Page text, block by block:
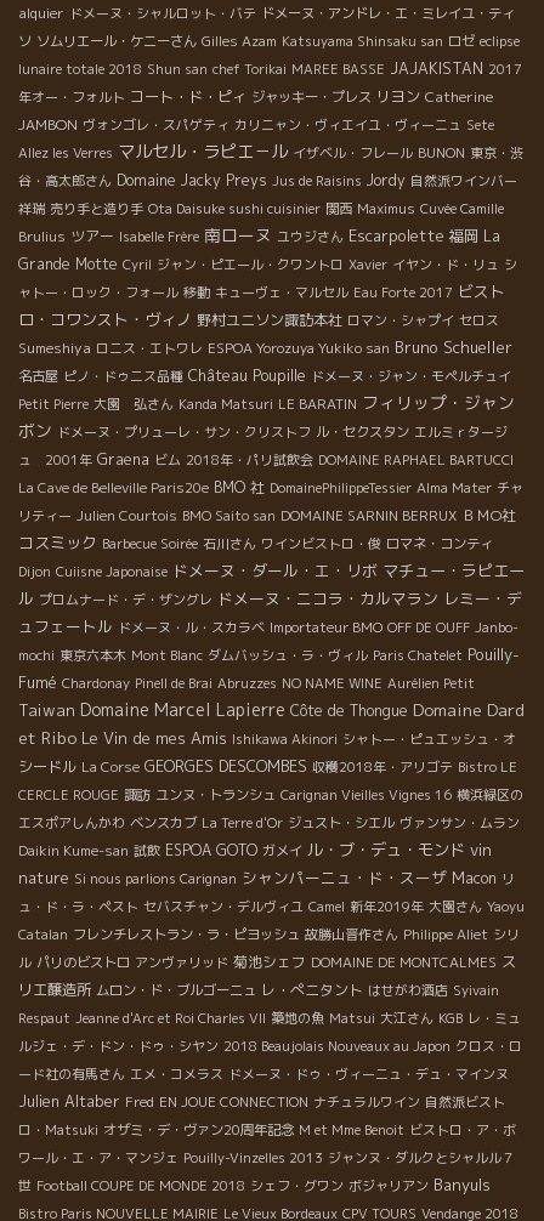
alquier ドメーヌ・シャルロット・バテ ドメーヌ・アンドレ・エ・ミレイユ・ティ
ソ ソムリエール・ケニーさん Gilles Azam Katsuyama Shinsaku san ロゼ eclipse
lunaire totale 2018 Shun san chef Torikai MAREE BASSE JAJAKISTAN 2017
年オー・フォルト コート・ド・ピィ ジャッキー・プレス リヨン Catherine
JAMBON ヴォンゴレ・スパゲティ カリニャン・ヴィエイユ・ヴィーニュ Sete
Allez les Verres マルセル・ラピエ－ル イザベル・フレール BUNON 東京・渋
谷・高太郎さん Domaine Jacky Preys Jus de Raisins Jordy 自然派ワインバー
祥瑞 売り手と造り手 Ota Daisuke sushi cuisinier 関西 Maximus Cuvée Camille
Brulius ツアー Isabelle Frère 南ローヌ ユウジさん Escarpolette 福岡 La
Grande Motte Cyril ジャン・ピエール・クワントロ Xavier イヤン・ド・リュ シ
ャトー・ロック・フォール 移動 キューヴェ・マルセル Eau Forte 2017 ビスト
ロ・コワンスト・ヴィノ 野村ユニソン諏訪本社 ロマン・シャプイ セロス
Sumeshiya ロニス・エトワレ ESPOA Yorozuya Yukiko san Bruno Schueller
名古屋 ピノ・ドゥニス品種 Château Poupille ドメーヌ・ジャン・モペルチュイ
Petit Pierre 大園 弘さん Kanda Matsuri LE BARATIN フィリップ・ジャン
ボン ドメーヌ・プリューレ・サン・クリストフ ル・セクスタン エルミｒタージ
ュ 2001年 Graena ビム 2018年・パリ試飲会 DOMAINE RAPHAEL BARTUCCI
La Cave de Belleville Paris20e BMO 社 DomainePhilippeTessier Alma Mater チャ
リティー Julien Courtois BMO Saito san DOMAINE SARNIN BERRUX ＢＭО社
コスミック Barbecue Soirée 石川さん ワインビストロ・俊 ロマネ・コンティ
Dijon Cuiisne Japonaise ドメーヌ・ダール・エ・リボ マチュー・ラピエー
ル プロムナード・デ・ザングレ ドメーヌ・ニコラ・カルマラン レミー・デ
ュフェートル ドメーヌ・ル・スカラベ Importateur BMO OFF DE OUFF Janbo-
mochi 東京六本木 Mont Blanc ダムバッシュ・ラ・ヴィル Paris Chatelet Pouilly-
Fumé Chardonay Pinell de Brai Abruzzes NO NAME WINE Aurélien Petit
Taiwan Domaine Marcel Lapierre Côte de Thongue Domaine Dard
et Ribo Le Vin de mes Amis Ishikawa Akinori シャトー・ピュエッシュ・オ
シードル La Corse GEORGES DESCOMBES 収穫2018年・アリゴテ Bistro LE
CERCLE ROUGE 諏訪 ユンヌ・トランシュ Carignan Vieilles Vignes 16 横浜緑区の
エスポアしんかわ ベンスカブ La Terre d'Or ジュスト・シエル ヴァンサン・ムラン
Daikin Kume-san 試飲 ESPOA GOTO ガメイ ル・ブ・デュ・モンド vin
nature Si nous parlions Carignan シャンパーニュ・ド・スーザ Macon リ
ュ・ド・ラ・ペスト セバスチャン・デルヴィユ Camel 新年2019年 大園さん Yaoyu
Catalan フレンチレストラン・ラ・ピヨッシュ 故勝山晋作さん Philippe Aliet シリ
ル パリのビストロ アンヴァリッド 菊池シェフ DOMAINE DE MONTCALMES ス
リエ醸造所 ムロン・ド・ブルゴーニュ レ・ぺニタント はせがわ酒店 Syivain
Respaut Jeanne d'Arc et Roi Charles VII 築地の魚 Matsui 大江さん KGB レ・ミュ
ルジェ・デ・ドン・ドゥ・シヤン 2018 Beaujolais Nouveaux au Japon クロス・ロ
ード社の有馬さん エメ・コメラス ドメーヌ・ドゥ・ヴィーニュ・デュ・マインヌ
Julien Altaber Fred EN JOUE CONNECTION ナチュラルワイン 自然派ビスト
ロ・Matsuki オザミ・デ・ヴァン20周年記念 M et Mme Benoit ビストロ・ア・ボ
ワール・エ・ア・マンジェ Pouilly-Vinzelles 2013 ジャンヌ・ダルクとシャルル７
世 Football COUPE DE MONDE 2018 シェフ・グワン ボジャリアン Banyuls
Bistro Paris NOUVELLE MAIRIE Le Vieux Bordeaux CPV TOURS Vendange 2018